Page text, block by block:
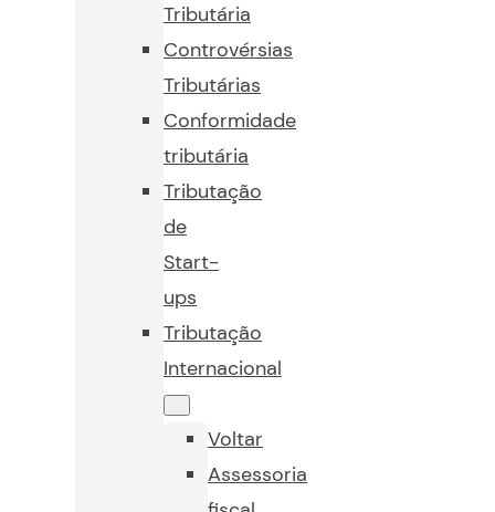
Tributária
Controvérsias
Tributárias
Conformidade
tributária
Tributação
de
Start-
ups
Tributação
Internacional
Voltar
Assessoria